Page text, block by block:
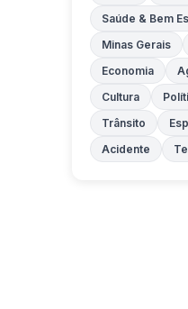
Saúde & Bem
Minas Gerais
Economia
Cultura
Trânsito
Acidente